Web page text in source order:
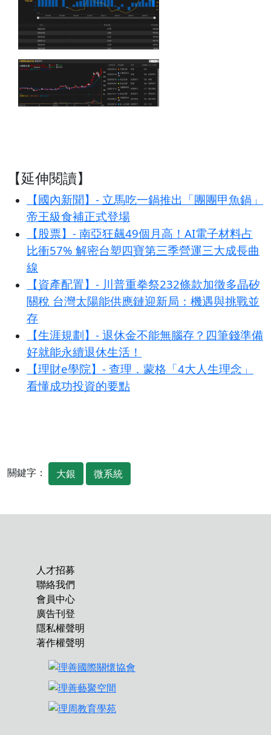
【延伸閱讀】
【國內新聞】- 立馬吃一鍋推出「團團甲魚鍋」
帝王級食補正式登場
【股票】- 南亞狂飆49個月高！AI電子材料占
比衝57% 解密台塑四寶第三季營運三大成長曲
線
【資產配置】- 川普重拳祭232條款加徵多晶矽
關稅 台灣太陽能供應鏈迎新局：機遇與挑戰並
存
【生涯規劃】- 退休金不能無腦存？四筆錢準備
好就能永續退休生活！
【理財e學院】- 查理．蒙格「4大人生理念」
看懂成功投資的要點
關鍵字： 大銀 微系統
人才招募
聯絡我們
會員中心
廣告刊登
隱私權聲明
著作權聲明